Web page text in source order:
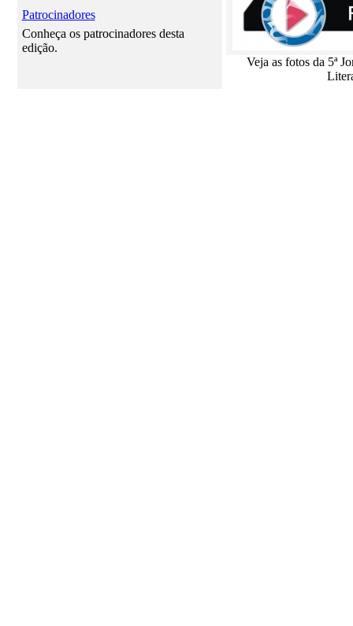
Patrocinadores
Conheça os patrocinadores desta
edição.
Veja as fotos da 5ª